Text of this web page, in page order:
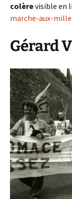
colèrevisible en
marche-aux-
Gérard